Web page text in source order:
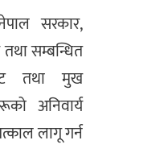
सरकार,
सम्बन्धित
तथा मुख
अनिवार्य
लागू गर्न